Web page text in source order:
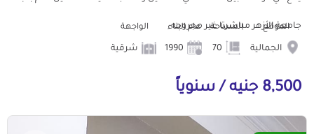
جامعة الأزهر مباشرتا غير مجروحه
الموقع
الجمالية
المساحة عام البناء الواجهة
شرقية
8,500 جنيه / سنوياً